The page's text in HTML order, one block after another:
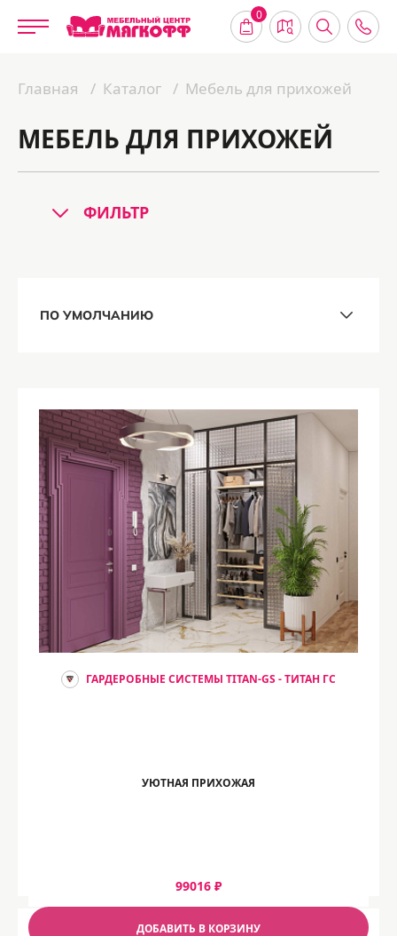
0
Главная Каталог Мебель для прихожей
МЕБЕЛЬ ДЛЯ ПРИХОЖЕЙ
ФИЛЬТР
ПО УМОЛЧАНИЮ
ГАРДЕРОБНЫЕ СИСТЕМЫ TITAN-GS - ТИТАН ГС
УЮТНАЯ ПРИХОЖАЯ
99016 ₽
ДОБАВИТЬ В КОРЗИНУ